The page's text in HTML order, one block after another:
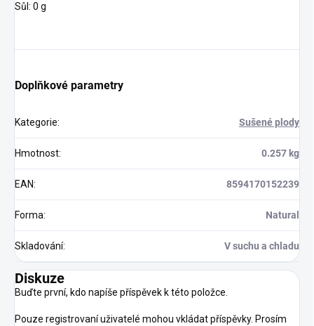
Sůl: 0 g
Doplňkové parametry
Kategorie: Sušené plody
Hmotnost: 0.257 kg
EAN: 8594170152239
Forma: Natural
Skladování: V suchu a chladu
Diskuze
Buďte první, kdo napíše příspěvek k této položce.
Pouze registrovaní uživatelé mohou vkládat příspěvky. Prosím